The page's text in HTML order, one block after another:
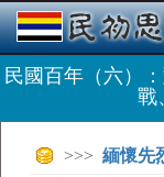
民國百年（六）
戰
>>> 緬懷先